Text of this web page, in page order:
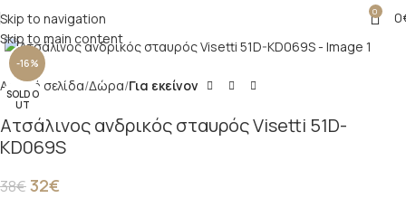
Skip to navigation
Skip to main content
0 0
-16%
SOLD O
UT
Click to enlarge
Αρχική σελίδα Δώρα Για εκείνον
Ατσάλινος ανδρικός σταυρός Visetti 51D-
KD069S
38€32€